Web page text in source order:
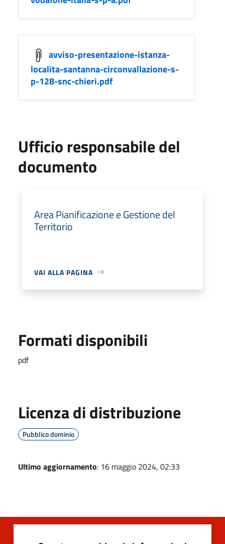
avviso-presentazione-istanza-
localita-santanna-circonvallazione-s-
p-128-snc-chieri.pdf
Ufficio responsabile del
documento
Area Pianificazione e Gestione del
Territorio
VAI ALLA PAGINA
Formati disponibili
pdf
Licenza di distribuzione
Pubblico dominio
Ultimo aggiornamento: 16 maggio 2024, 02:33